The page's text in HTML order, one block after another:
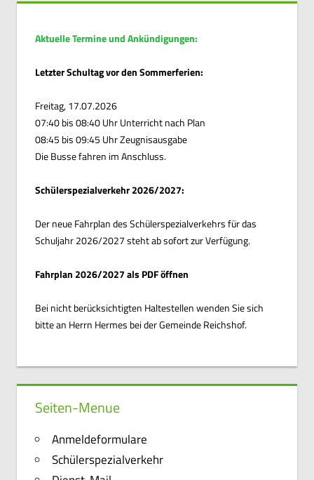
Aktuelle Termine und Ankündigungen:
Letzter Schultag vor den Sommerferien:
Freitag, 17.07.2026
07:40 bis 08:40 Uhr Unterricht nach Plan
08:45 bis 09:45 Uhr Zeugnisausgabe
Die Busse fahren im Anschluss.
Schülerspezialverkehr 2026/2027:
Der neue Fahrplan des Schülerspezialverkehrs für das
Schuljahr 2026/2027 steht ab sofort zur Verfügung.
Fahrplan 2026/2027 als PDF öffnen
Bei nicht berücksichtigten Haltestellen wenden Sie sich
bitte an Herrn Hermes bei der Gemeinde Reichshof.
Seiten-Menue
Anmeldeformulare
Schülerspezialverkehr